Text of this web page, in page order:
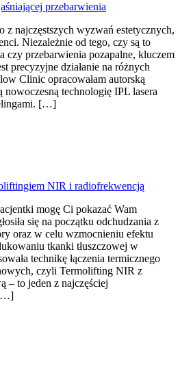
przebarwienia
z najczęstszych wyzwań estetycznych,
Niezależnie od tego, czy są to
czy przebarwienia pozapalne, kluczem
precyzyjne działanie na różnych
Clinic opracowałam autorską
nowoczesną technologię IPL lasera
[…]
NIR i radiofrekwencją
mogę Ci pokazać Wam
się na początku odchudzania z
oraz w celu wzmocnieniu efektu
tkanki tłuszczowej w
technikę łączenia termicznego
czyli Termolifting NIR z
– to jeden z najczęściej